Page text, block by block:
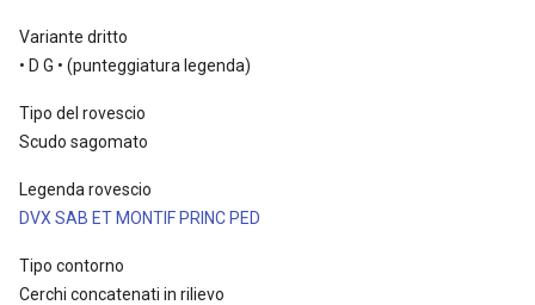
Variante dritto
• D G • (punteggiatura legenda)
Tipo del rovescio
Scudo sagomato
Legenda rovescio
DVX SAB ET MONTIF PRINC PED
Tipo contorno
Cerchi concatenati in rilievo